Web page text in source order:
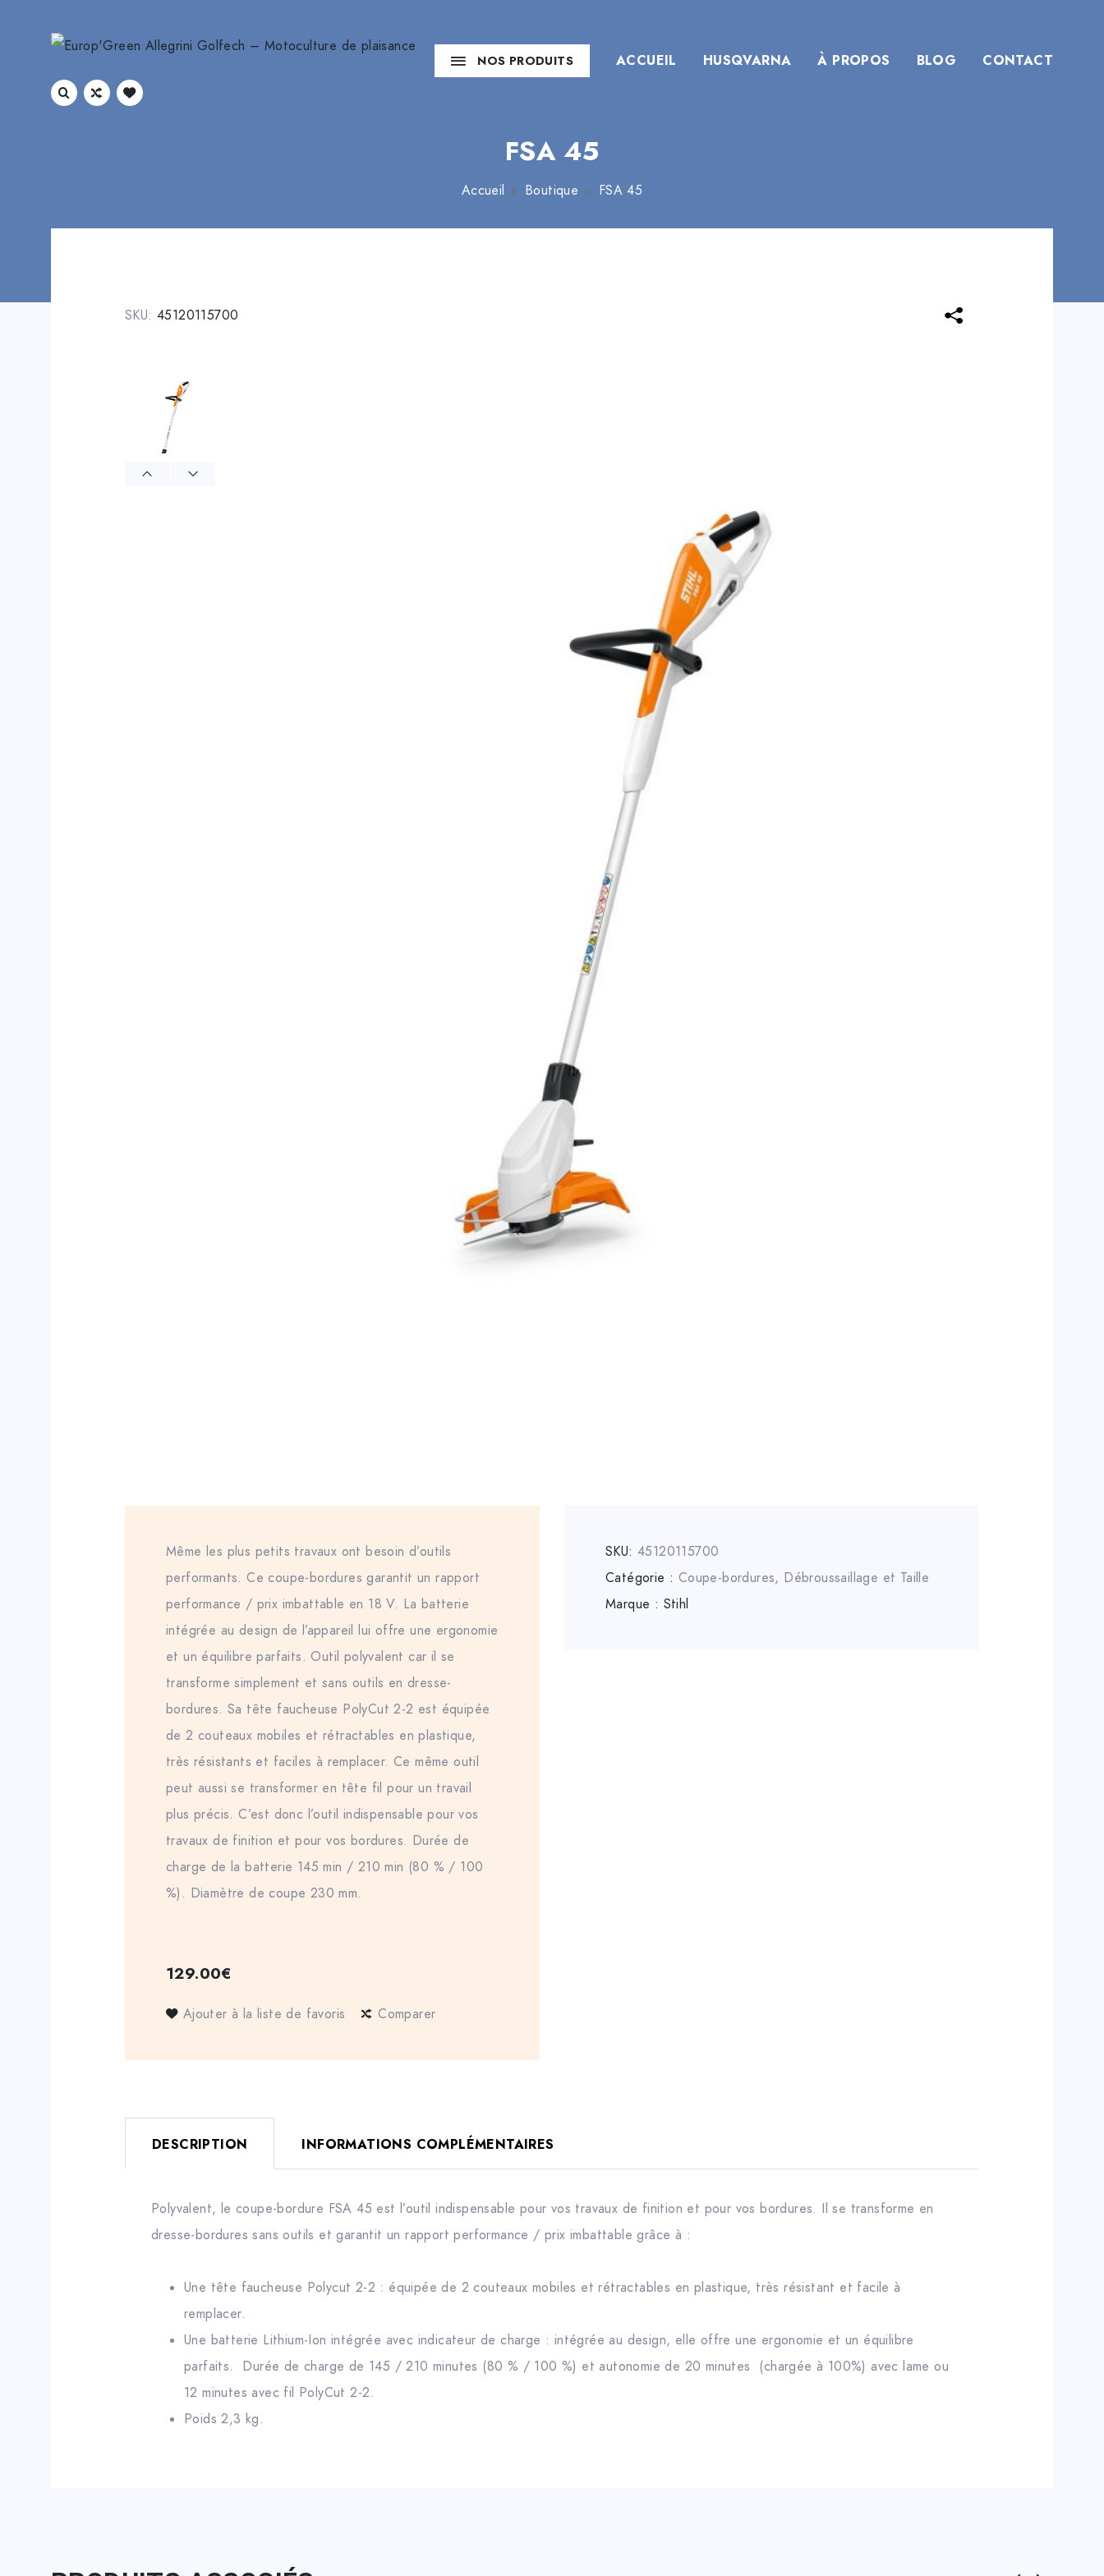
NOS PRODUITS ACCUEIL HUSQVARNA À PROPOS BLOG CONTACT
FSA 45
Accueil Boutique FSA 45
SKU: 45120115700
Même les plus petits travaux ont besoin d’outils
performants. Ce coupe-bordures garantit un rapport
performance / prix imbattable en 18 V. La batterie
intégrée au design de l’appareil lui offre une ergonomie
et un équilibre parfaits. Outil polyvalent car il se
transforme simplement et sans outils en dresse-
bordures. Sa tête faucheuse PolyCut 2-2 est équipée
de 2 couteaux mobiles et rétractables en plastique,
très résistants et faciles à remplacer. Ce même outil
peut aussi se transformer en tête fil pour un travail
plus précis. C’est donc l’outil indispensable pour vos
travaux de finition et pour vos bordures. Durée de
charge de la batterie 145 min / 210 min (80 % / 100
%). Diamètre de coupe 230 mm.
129.00€
Ajouter à la liste de favoris Comparer
SKU: 45120115700
Catégorie : Coupe-bordures, Débroussaillage et Taille
Marque : Stihl
DESCRIPTION INFORMATIONS COMPLÉMENTAIRES
Polyvalent, le coupe-bordure FSA 45 est l’outil indispensable pour vos travaux de finition et pour vos bordures. Il se transforme en
dresse-bordures sans outils et garantit un rapport performance / prix imbattable grâce à :
Une tête faucheuse Polycut 2-2 : équipée de 2 couteaux mobiles et rétractables en plastique, très résistant et facile à
remplacer.
Une batterie Lithium-Ion intégrée avec indicateur de charge : intégrée au design, elle offre une ergonomie et un équilibre
parfaits. Durée de charge de 145 / 210 minutes (80 % / 100 %) et autonomie de 20 minutes (chargée à 100%) avec lame ou
12 minutes avec fil PolyCut 2-2.
Poids 2,3 kg.